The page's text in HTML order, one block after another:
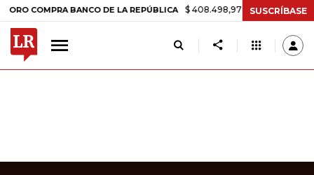
BANCO DE LA REPÚBLICA $ 408.498,97 +$ 8.753,81 +2,19%
SUSCRÍBASE